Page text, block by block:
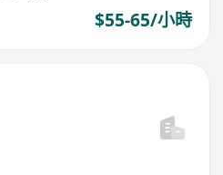
$55-65/小時